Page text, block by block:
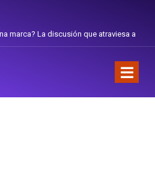
marca? La discusión que atraviesa a